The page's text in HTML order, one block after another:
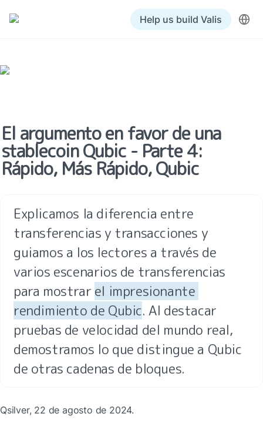
Help us build Valis
El argumento en favor de una
stablecoin Qubic - Parte 4:
Rápido, Más Rápido, Qubic
Explicamos la diferencia entre
transferencias y transacciones y
guiamos a los lectores a través de
varios escenarios de transferencias
para mostrar el impresionante
rendimiento de Qubic. Al destacar
pruebas de velocidad del mundo real,
demostramos lo que distingue a Qubic
de otras cadenas de bloques.
Qsilver, 22 de agosto de 2024.